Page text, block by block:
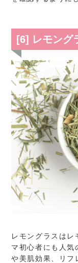
[6] レモング
レモングラスはレ
マ初心者にも人気
や美肌効果、リフ